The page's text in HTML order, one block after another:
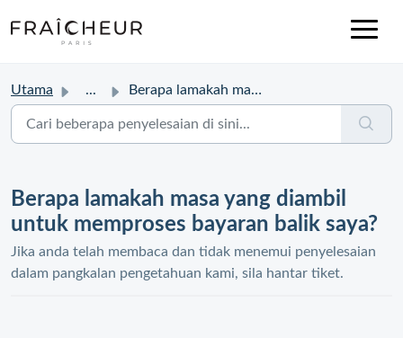
Utama ... Berapa lamakah masa yang diambil untuk memproses bayaran ...
Berapa lamakah masa yang diambil
untuk memproses bayaran balik saya?
Jika anda telah membaca dan tidak menemui penyelesaian
dalam pangkalan pengetahuan kami, sila hantar tiket.